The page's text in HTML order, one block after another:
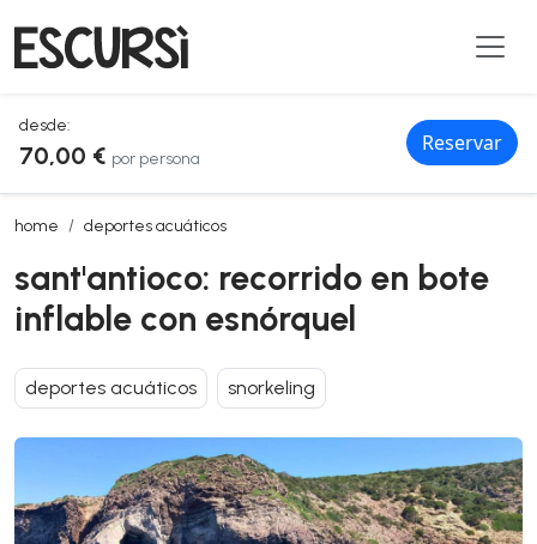
desde:
70,00 € por persona
Reservar
home deportes acuáticos
sant'antioco: recorrido en bote inflable con esnórquel
sant'antioco: recorrido en bote
inflable con esnórquel
deportes acuáticos snorkeling